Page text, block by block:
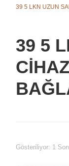
Oyma
39 5 LKN UZUN
39 5
Gösteriliyor: 1